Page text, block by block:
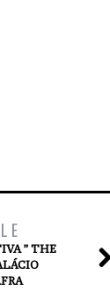
” THE